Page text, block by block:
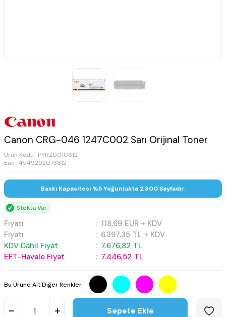
Canon CRG-046 1247C002 Sarı Orijinal Toner
Ürün Kodu : PYRZ0010612
Ean : 4549292073812
Baskı Kapasitesi %5 Yoğunlukta 2,300 Sayfadır.
Stokta Var
Fiyatı : 118,69 EUR + KDV
Fiyatı
: 6.397,35 TL + KDV
KDV Dahil Fiyat
: 7.676,82 TL
EFT-Havale Fiyat
: 7.446,52 TL
Bu Ürüne Ait Diğer Renkler :
Sepete Ekle